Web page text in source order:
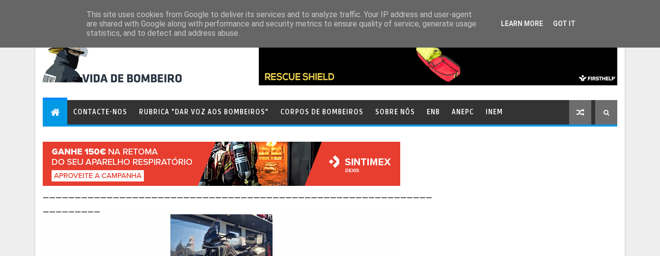
CONTACTE-NOS RUBRICA "DAR VOZ AOS BOMBEIROS" CORPOS DE BOMBEIROS SOBRE NÓS ENB ANEPC INEM
This site uses cookies from Google to deliver its services and to analyze traffic. Your IP address and user-agent
are shared with Google along with performance and security metrics to ensure quality of service, generate usage
statistics, and to detect and address abuse.
LEARN MORE GOT IT